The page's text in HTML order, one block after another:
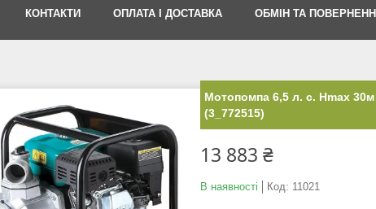
КОНТАКТИ ОПЛАТА І ДОСТАВКА ОБМІН ТА
Мотопомпа 6,5 л. с. Hmax
(3_772515)
13 883 ₴
В наявності Код: 11021